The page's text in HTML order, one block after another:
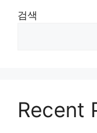
검색
Recent